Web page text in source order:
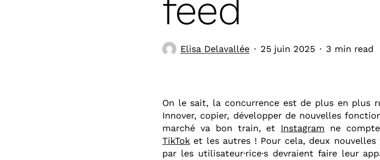
feed
Elisa Delavallée 25 juin 2025 3 min read
On le sait, la concurrence est de plus en plus
Innover, copier, développer de nouvelles
marché va bon train, et Instagram ne
TikTok et les autres ! Pour cela, deux
par les utilisateur·rice·sdevraient faire leur